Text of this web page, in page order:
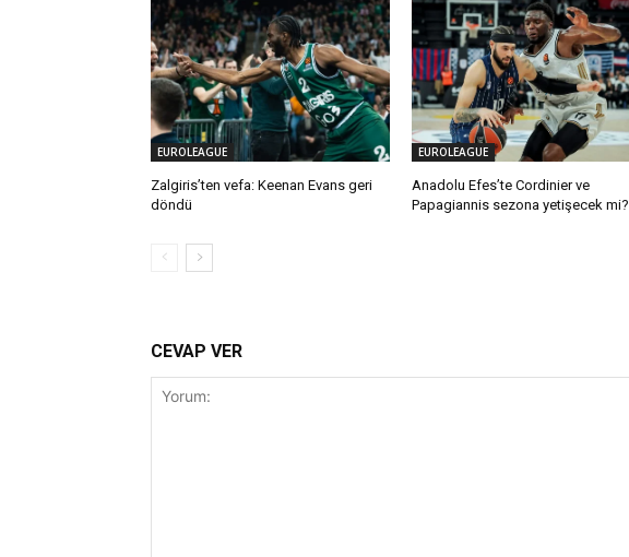
EUROLEAGUE
Zalgiris’ten vefa: Keenan Evans geri
döndü
EUROLEAGUE
Anadolu Efes’te Cordinier ve
Papagiannis sezona yetişecek mi?
CEVAP VER